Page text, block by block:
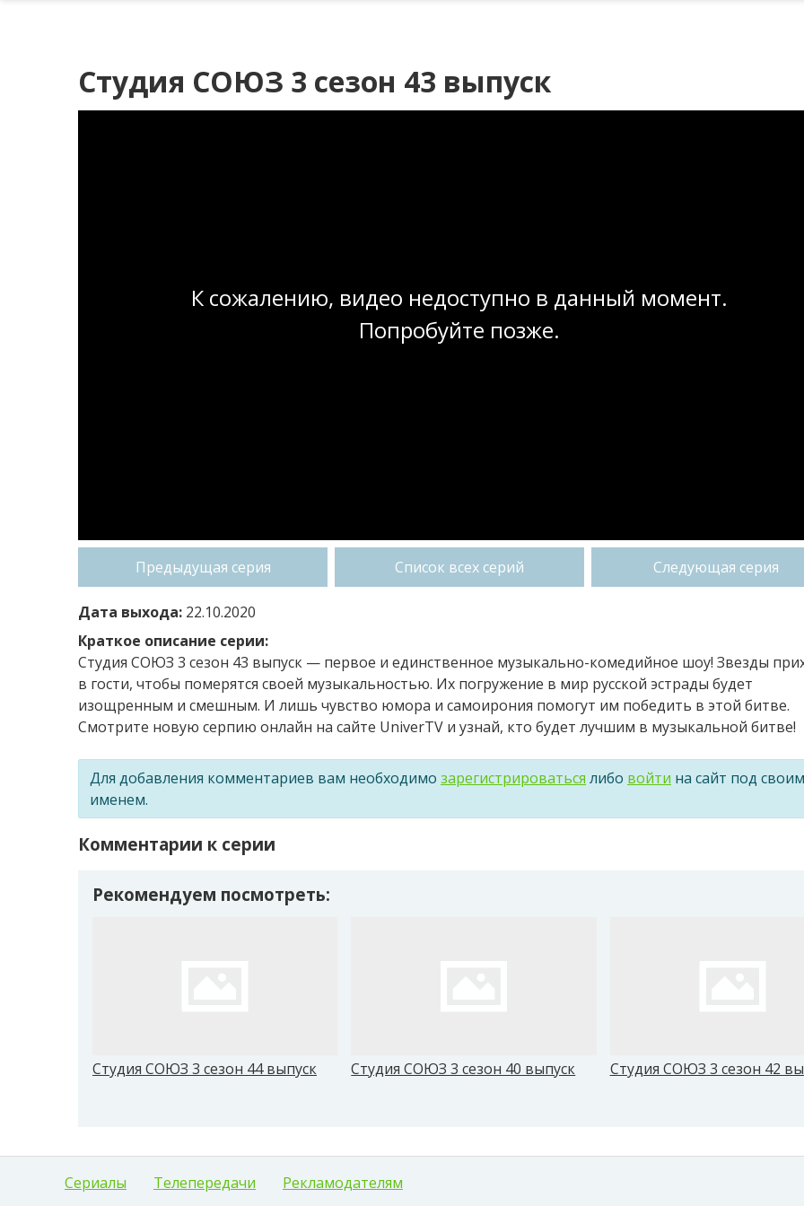
Студия СОЮЗ 3 сезон 43 выпуск
К сожалению, видео недоступно в данный момент.
Попробуйте позже.
Предыдущая серия Список всех серий Следующая серия
Дата выхода: 22.10.2020
Краткое описание серии:
Студия СОЮЗ 3 сезон 43 выпуск — первое и единственное музыкально-комедийное шоу! Звезды
в гости, чтобы померятся своей музыкальностью. Их погружение в мир русской эстрады будет
изощренным и смешным. И лишь чувство юмора и самоирония помогут им победить в этой битве.
Смотрите новую серпию онлайн на сайте UniverTV и узнай, кто будет лучшим в музыкальной битве!
Для добавления комментариев вам необходимо зарегистрироваться либо войти на сайт под своим
именем.
Комментарии к серии
Рекомендуем посмотреть:
Студия СОЮЗ 3 сезон 44 выпуск Студия СОЮЗ 3 сезон 40 выпуск Студия СОЮЗ 3 сезон 42
Сериалы Телепередачи Рекламодателям